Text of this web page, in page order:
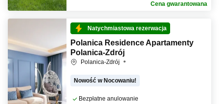
Cena gwarantowana
Natychmiastowa rezerwacja
Polanica Residence Apartamenty
Polanica-Zdrój
Polanica-Zdrój
Nowość w Nocowaniu!
Bezpłatne anulowanie